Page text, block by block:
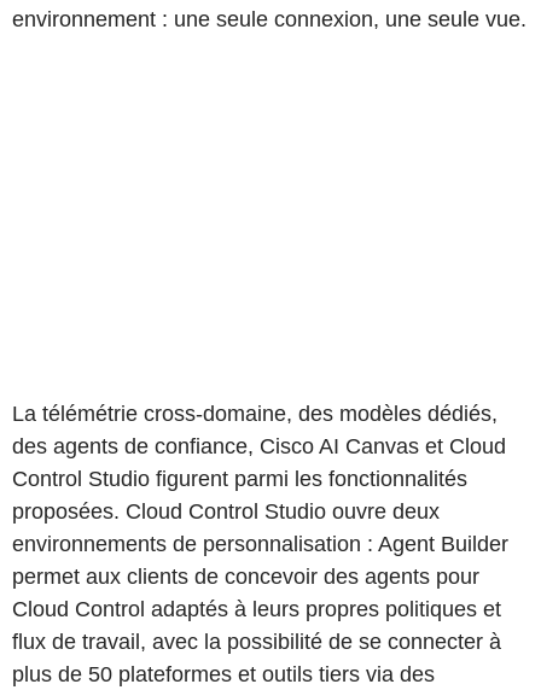
environnement : une seule connexion, une seule vue.
La télémétrie cross-domaine, des modèles dédiés,
des agents de confiance, Cisco AI Canvas et Cloud
Control Studio figurent parmi les fonctionnalités
proposées. Cloud Control Studio ouvre deux
environnements de personnalisation : Agent Builder
permet aux clients de concevoir des agents pour
Cloud Control adaptés à leurs propres politiques et
flux de travail, avec la possibilité de se connecter à
plus de 50 plateformes et outils tiers via des